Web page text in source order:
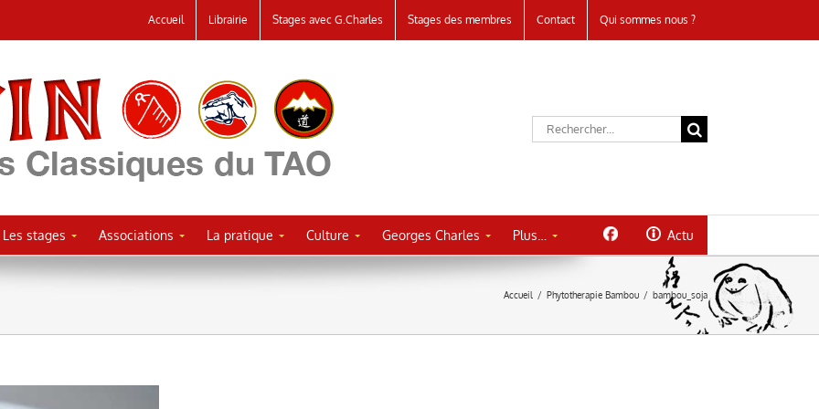
Accueil Librairie Stages avec G.Charles Stages des membres Contact Qui sommes nous ?
Rechercher:
Les stages Associations La pratique Culture Georges Charles Plus… Actu
Accueil / Phytotherapie Bambou / bambou_soja